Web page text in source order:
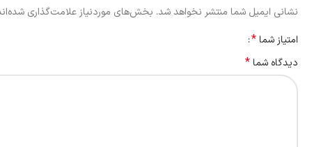
نشانی ایمیل شما منتشر نخواهد شد. بخش‌های موردنیاز علامت‌گذاری
امتیاز شما*
دیدگاه شما*